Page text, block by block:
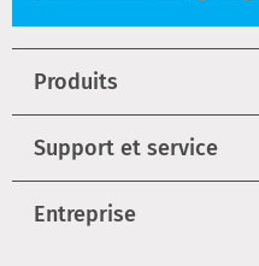
Produits
Support et service
Entreprise